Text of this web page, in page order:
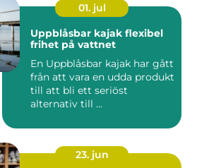
01. jul
Uppblåsbar kajak flexibel
frihet på vattnet
En Uppblåsbar kajak har gått
från att vara en udda produkt
till att bli ett seriöst
alternativ till ...
23. jun